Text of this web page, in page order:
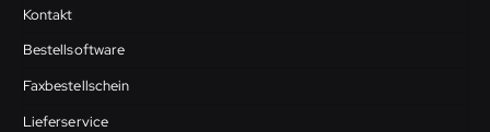
Kontakt
Bestellsoftware
Faxbestellschein
Lieferservice